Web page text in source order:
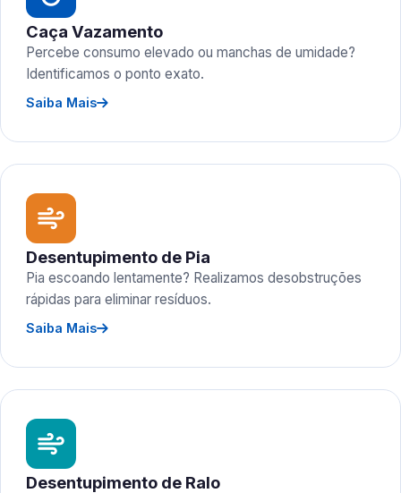
Caça Vazamento
Percebe consumo elevado ou manchas de umidade?
Identificamos o ponto exato.
Saiba Mais
Desentupimento de Pia
Pia escoando lentamente? Realizamos desobstruções
rápidas para eliminar resíduos.
Saiba Mais
Desentupimento de Ralo